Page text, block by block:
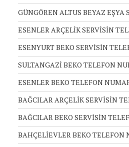
GÜNGÖREN ALTUS BEYAZ EŞYA
ESENLER ARÇELİK SERVİSİN
ESENYURT BEKO SERVİSİN
SULTANGAZİ BEKO TELEFON
ESENLER BEKO TELEFON
BAĞCILAR ARÇELİK SERVİSİN
BAĞCILAR BEKO SERVİSİN
BAHÇELİEVLER BEKO TELEFON